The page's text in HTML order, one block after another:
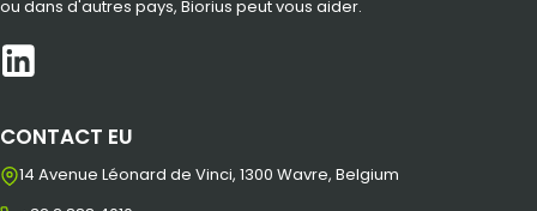
ou dans d'autres pays, Biorius peut vous aider.
CONTACT EU
14 Avenue Léonard de Vinci, 1300 Wavre, Belgium